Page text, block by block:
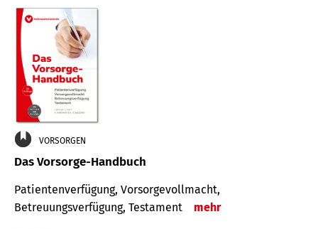
VORSORGEN
Das Vorsorge-Handbuch
Patientenverfügung, Vorsorgevollmacht,
Betreuungsverfügung, Testament
mehr